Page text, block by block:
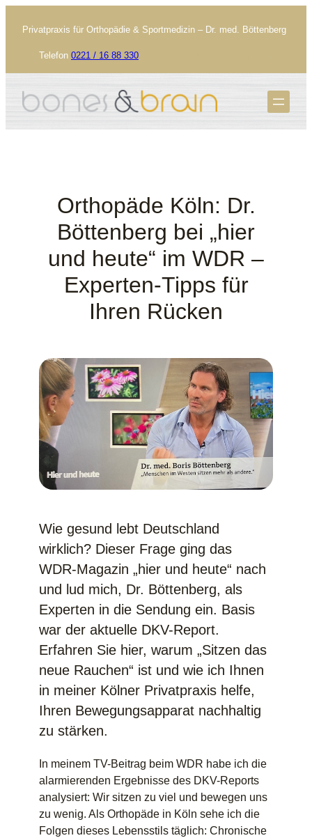
Privatpraxis für Orthopädie & Sportmedizin – Dr. med. Böttenberg
Telefon 0221 / 16 88 330
Orthopäde Köln: Dr.
Böttenberg bei „hier
und heute“ im WDR –
Experten-Tipps für
Ihren Rücken
Wie gesund lebt Deutschland
wirklich? Dieser Frage ging das
WDR-Magazin „hier und heute“ nach
und lud mich, Dr. Böttenberg, als
Experten in die Sendung ein. Basis
war der aktuelle DKV-Report.
Erfahren Sie hier, warum „Sitzen das
neue Rauchen“ ist und wie ich Ihnen
in meiner Kölner Privatpraxis helfe,
Ihren Bewegungsapparat nachhaltig
zu stärken.
In meinem TV-Beitrag beim WDR habe ich die
alarmierenden Ergebnisse des DKV-Reports
analysiert: Wir sitzen zu viel und bewegen uns
zu wenig. Als Orthopäde in Köln sehe ich die
Folgen dieses Lebensstils täglich: Chronische